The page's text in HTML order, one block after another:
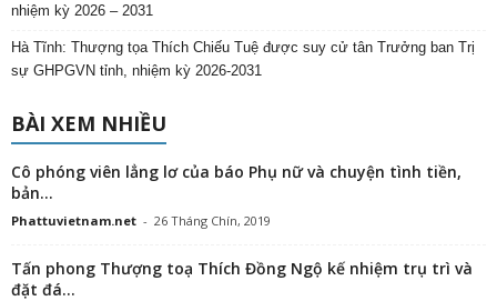
nhiệm kỳ 2026 – 2031
Hà Tĩnh: Thượng tọa Thích Chiếu Tuệ được suy cử tân Trưởng ban Trị
sự GHPGVN tỉnh, nhiệm kỳ 2026-2031
BÀI XEM NHIỀU
Cô phóng viên lẳng lơ của báo Phụ nữ và chuyện tình tiền,
bản...
Phattuvietnam.net - 26 Tháng Chín, 2019
Tấn phong Thượng toạ Thích Đồng Ngộ kế nhiệm trụ trì và
đặt đá...